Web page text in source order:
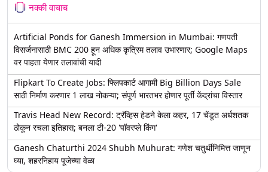
नक्की वाचाच
Artificial Ponds for Ganesh Immersion in Mumbai: गणपती
विसर्जनासाठी BMC 200 हून अधिक कृत्रिम तलाव उभारणार; Google Maps
वर पाहता येणार तलावांची यादी
Flipkart To Create Jobs: फ्लिपकार्ट आगामी Big Billion Days Sale
साठी निर्माण करणार 1 लाख नोकऱ्या; संपूर्ण भारतभर होणार पूर्ती केंद्रांचा विस्तार
Travis Head New Record: ट्रॅव्हिस हेडने केला कहर, 17 चेंडूत अर्धशतक
ठोकून रचला इतिहास; बनला टी-20 'पॉवरप्ले किंग'
Ganesh Chaturthi 2024 Shubh Muhurat: गणेश चतुर्थीनिमित्त जाणून
घ्या, शहरनिहाय पूजेच्या वेळा